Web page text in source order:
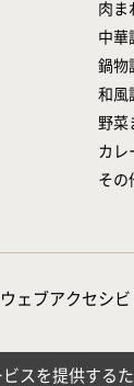
肉ま
中華
鍋物
和風
野菜
カレ
その
ウェブアクセシ
スを提供する